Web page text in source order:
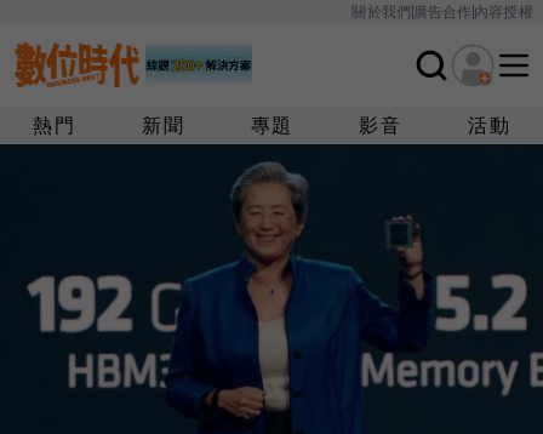
關於我們廣告合作內容授權
熱門 新聞 專題 影音 活動